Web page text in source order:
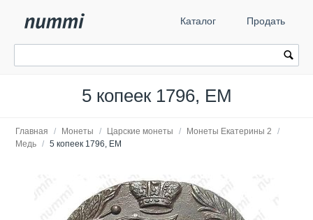
Каталог Продать
5 копеек 1796, ЕМ
Главная / Монеты / Царские монеты / Монеты Екатерины 2
/
Медь / 5 копеек 1796, ЕМ